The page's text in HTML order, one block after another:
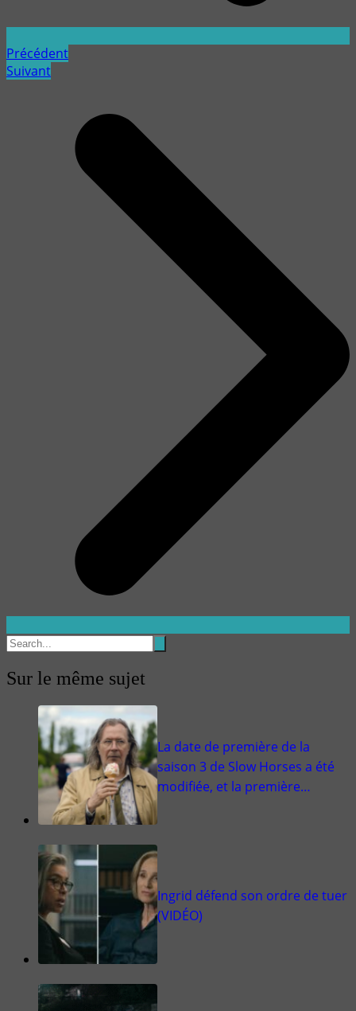
Précédent
Suivant
Sur le même sujet
La date de première de la
saison 3 de Slow Horses a été
modifiée, et la première…
Ingrid défend son ordre de tuer
(VIDÉO)